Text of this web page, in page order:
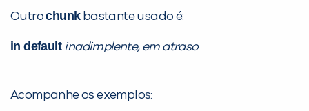
Outrochunkbastante usado é:
in default inadimplente, em atraso
Acompanhe os exemplos: